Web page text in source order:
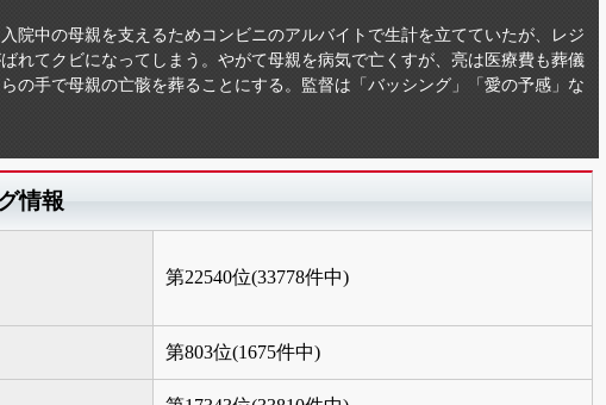
院中の母親を支えるためコンビニのアルバイトで生計を立てていたが、レジ
れてクビになってしまう。やがて母親を病気で亡くすが、亮は医療費も葬儀
の手で母親の亡骸を葬ることにする。監督は「バッシング」「愛の予感」な
情報
第22540位(33778件中)
第803位(1675件中)